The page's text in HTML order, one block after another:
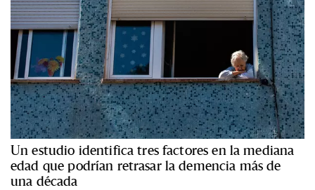
Un estudio identifica tres factores en la mediana
edad que podrían retrasar la demencia más de
una década